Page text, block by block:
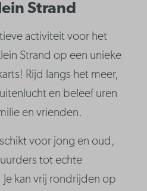
Strand
activiteit voor het
Strand op een unieke
Rijd langs het meer,
en beleef uren
en vrienden.
voor jong en oud,
tot echte
kan vrij rondrijden op